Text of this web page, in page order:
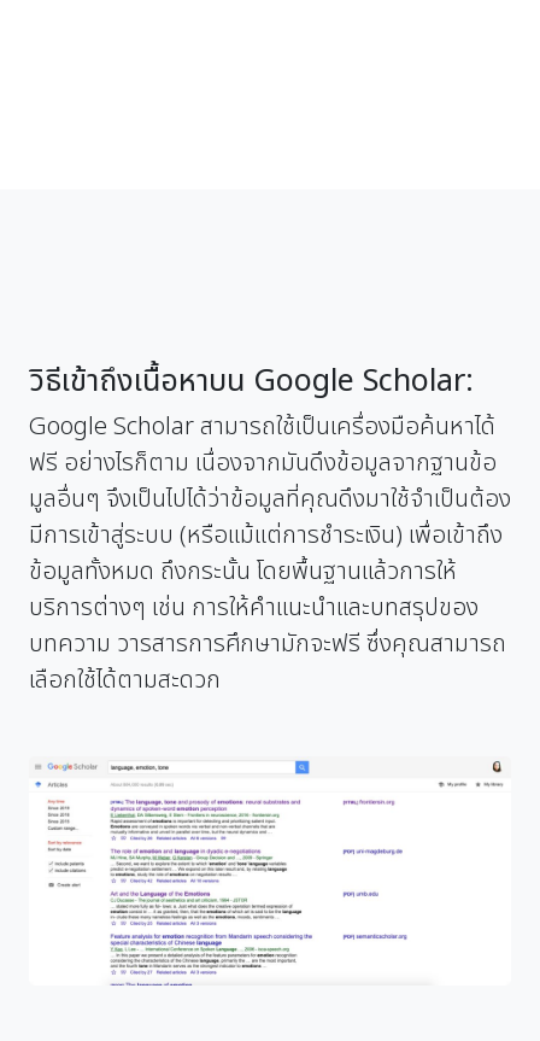
วิธีเข้าถึงเนื้อหาบน Google Scholar:
Google Scholar สามารถใช้เป็นเครื่องมือค้นหาได้
ฟรี อย่างไรก็ตาม เนื่องจากมันดึงข้อมูลจากฐานข้อ
มูลอื่นๆ จึงเป็นไปได้ว่าข้อมูลที่คุณดึงมาใช้จำเป็นต้อง
มีการเข้าสู่ระบบ (หรือแม้แต่การชำระเงิน) เพื่อเข้าถึง
ข้อมูลทั้งหมด ถึงกระนั้น โดยพื้นฐานแล้วการให้
บริการต่างๆ เช่น การให้คำแนะนำและบทสรุปของ
บทความ วารสารการศึกษามักจะฟรี ซึ่งคุณสามารถ
เลือกใช้ได้ตามสะดวก